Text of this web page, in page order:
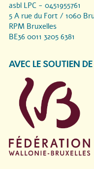
asbl LPC - 0451955761
5 A rue du Fort / 1060
RPM Bruxelles
BE36 0011 3205 6381
AVEC LE SOUTIEN DE